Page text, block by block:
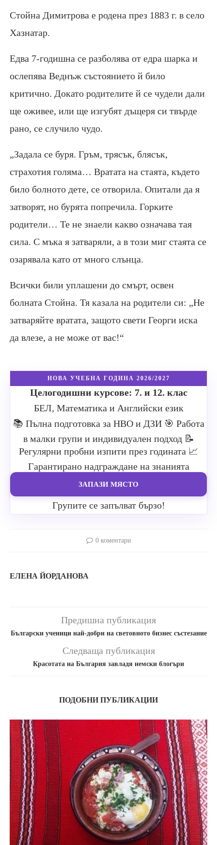
Стойна Димитрова е родена през 1883 г. в село
Хазнатар.
Едва 7-годишна се разболява от едра шарка и
ослепява Веднъж състоянието й било
критично. Докато родителите й се чудели дали
ще оживее, или ще изгубят дъщеря си твърде
рано, се случило чудо.
„Задала се буря. Гръм, трясък, блясък,
страхотия голяма… Вратата на стаята, където
било болното дете, се отворила. Опитали да я
затворят, но бурята попречила. Горките
родители… Те не знаели какво означава тая
сила. С мъка я затваряли, а в този миг стаята се
озарявала като от много слънца.
Всички били уплашени до смърт, освен
болната Стойна. Тя казала на родители си: „Не
затваряйте вратата, защото свети Георги иска
да влезе, а не може от вас!“
НОВА УЧЕБНА ГОДИНА 2026/2027
Целогодишни курсове: 7. и 12. клас
БЕЛ, Математика и Английски език
📚 Пълна подготовка за НВО и ДЗИ 🎯 Работа
в малки групи и индивидуален подход 📝
Регулярни пробни изпити през годината 📈
Гарантирано надграждане на знанията
ЗАПАЗИ МЯСТО
Групите се запълват бързо!
0 коментари
ЕЛЕНА ЙОРДАНОВА
Предишна публикация
Български ученици най-добри на световното бизнес състезание
Следваща публикация
Красотата на България завладя немски блогъри
ПОДОБНИ ПУБЛИКАЦИИ